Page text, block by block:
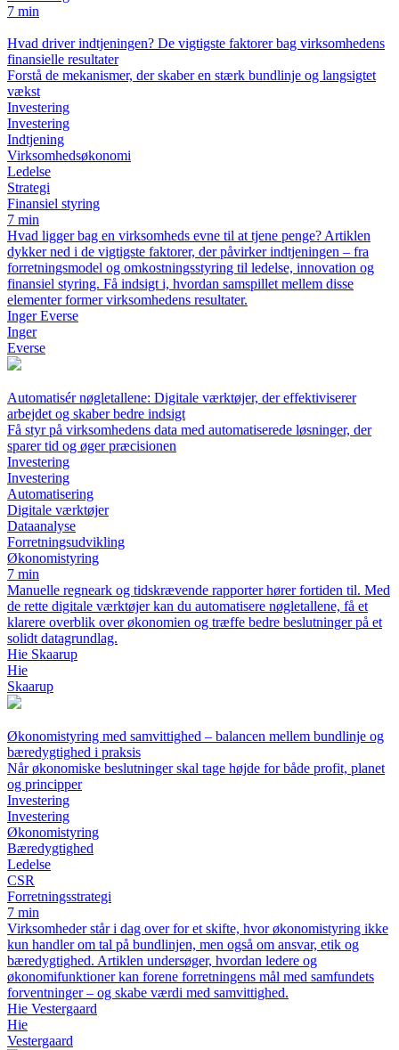
7 min
Hvad driver indtjeningen? De vigtigste faktorer bag virksomhedens
finansielle resultater
Forstå de mekanismer, der skaber en stærk bundlinje og langsigtet
vækst
Investering
Investering
Indtjening
Virksomhedsøkonomi
Ledelse
Strategi
Finansiel styring
7 min
Hvad ligger bag en virksomheds evne til at tjene penge? Artiklen
dykker ned i de vigtigste faktorer, der påvirker indtjeningen – fra
forretningsmodel og omkostningsstyring til ledelse, innovation og
finansiel styring. Få indsigt i, hvordan samspillet mellem disse
elementer former virksomhedens resultater.
Inger Everse
Inger
Everse
Automatisér nøgletallene: Digitale værktøjer, der effektiviserer
arbejdet og skaber bedre indsigt
Få styr på virksomhedens data med automatiserede løsninger, der
sparer tid og øger præcisionen
Investering
Investering
Automatisering
Digitale værktøjer
Dataanalyse
Forretningsudvikling
Økonomistyring
7 min
Manuelle regneark og tidskrævende rapporter hører fortiden til. Med
de rette digitale værktøjer kan du automatisere nøgletallene, få et
klarere overblik over økonomien og træffe bedre beslutninger på et
solidt datagrundlag.
Hie Skaarup
Hie
Skaarup
Økonomistyring med samvittighed – balancen mellem bundlinje og
bæredygtighed i praksis
Når økonomiske beslutninger skal tage højde for både profit, planet
og principper
Investering
Investering
Økonomistyring
Bæredygtighed
Ledelse
CSR
Forretningsstrategi
7 min
Virksomheder står i dag over for et skifte, hvor økonomistyring ikke
kun handler om tal på bundlinjen, men også om ansvar, etik og
bæredygtighed. Artiklen undersøger, hvordan ledere og
økonomifunktioner kan forene forretningens mål med samfundets
forventninger – og skabe værdi med samvittighed.
Hie Vestergaard
Hie
Vestergaard